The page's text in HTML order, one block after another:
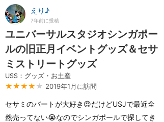
えり♪
7年前に投稿
ユニバーサルスタジオシンガポー
ルの旧正月イベントグッズ＆セサ
ミストリートグッズ
USS：グッズ・お土産
★★★★ ★ 2019年1月に訪問
セサミのバートが大好き😍だけどUSJで最近全
然売ってない😭なのでシンガポールで探してき